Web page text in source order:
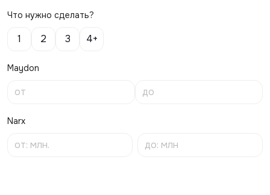
Что нужно сделать?
1 2 3 4+
Maydon
Narx